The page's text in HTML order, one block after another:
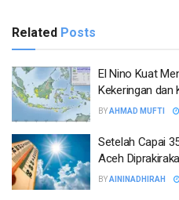
Related Posts
El Nino Kuat
Kekeringan dan
BYAHMAD MUFTI
Setelah Capai
Aceh
BYAININADHIRAH